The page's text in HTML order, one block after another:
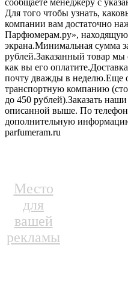
сообщаете менеджеру с
Для того чтобы узнать,
компании вам достаточно
Парфюмерам.ру»,
экрана.Минимальная сумма
рублей.Заказанный товар мы
как вы его
почту дважды в неделю.Еще
транспортную компанию
до 450 рублей).Заказать
описанной выше. По
дополнительную
parfumeram.ru
Место
для
вашей
рекламы